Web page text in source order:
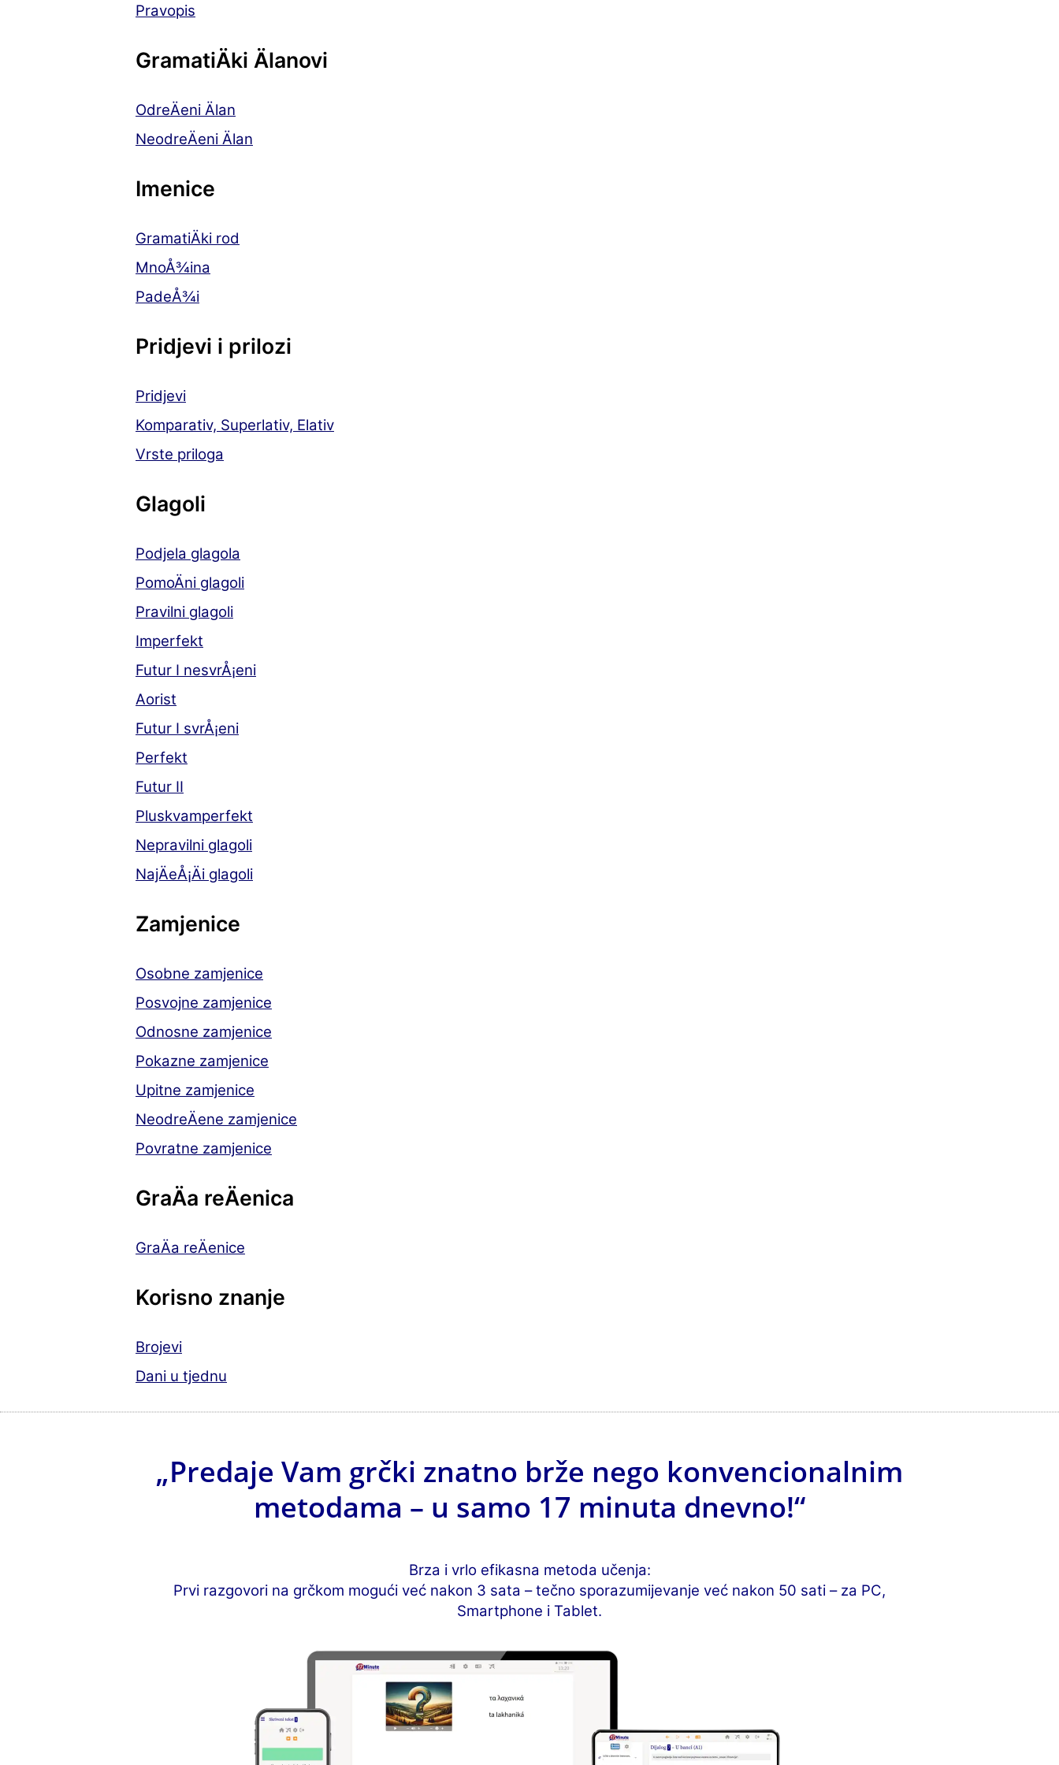
Pravopis
GramatiÄki Älanovi
OdreÄeni Älan
NeodreÄeni Älan
Imenice
GramatiÄki rod
MnoÅ¾ina
PadeÅ¾i
Pridjevi i prilozi
Pridjevi
Komparativ, Superlativ, Elativ
Vrste priloga
Glagoli
Podjela glagola
PomoÄni glagoli
Pravilni glagoli
Imperfekt
Futur I nesvrÅ¡eni
Aorist
Futur I svrÅ¡eni
Perfekt
Futur II
Pluskvamperfekt
Nepravilni glagoli
NajÄeÅ¡Äi glagoli
Zamjenice
Osobne zamjenice
Posvojne zamjenice
Odnosne zamjenice
Pokazne zamjenice
Upitne zamjenice
NeodreÄene zamjenice
Povratne zamjenice
GraÄa reÄenica
GraÄa reÄenice
Korisno znanje
Brojevi
Dani u tjednu
„Predaje Vam grčki znatno brže nego konvencionalnim
metodama – u samo 17 minuta dnevno!“
Brza i vrlo efikasna metoda učenja:
Prvi razgovori na grčkom mogući već nakon 3 sata – tečno sporazumijevanje već nakon 50 sati – za PC,
Smartphone i Tablet.